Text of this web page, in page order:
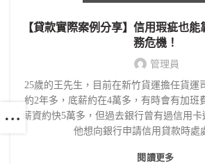
【貸款實際案例分享】信用瑕疵也
務危機！
管理員
25歲的王先生，目前在新竹貨運擔任貨運
約2年多，底薪約在4萬多，有時會有加班
薪資約快5萬多，但過去銀行曾有過信用
他想向銀行申請信用貸款時處
閱讀更多